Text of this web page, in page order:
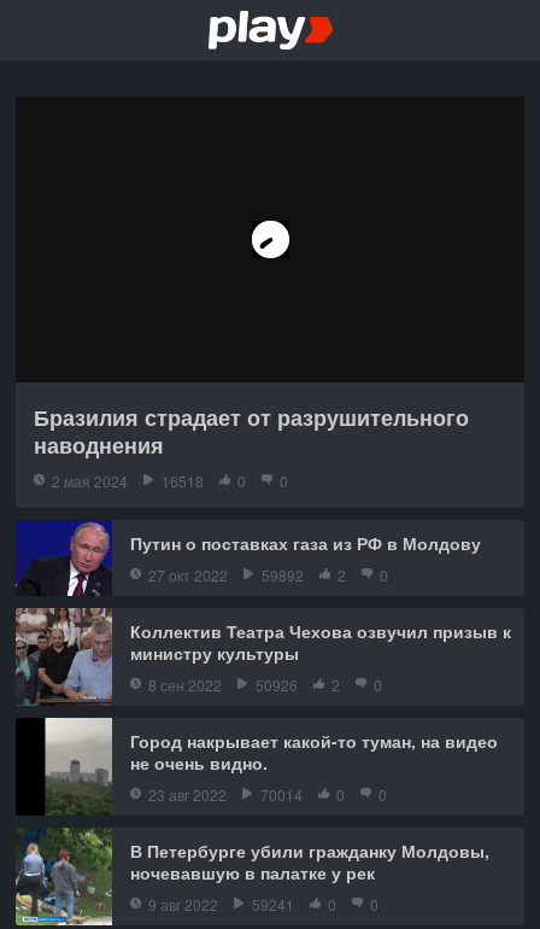
Бразилия страдает от разрушительного
наводнения
2 мая 2024 16518 0 0
Путин о поставках газа из РФ в Молдову
27 окт 2022 59892 2 0
Коллектив Театра Чехова озвучил призыв к
министру культуры
8 сен 2022 50926 2 0
Город накрывает какой-то туман, на видео
не очень видно.
23 авг 2022 70014 0 0
В Петербурге убили гражданку Молдовы,
ночевавшую в палатке у рек
9 авг 2022 59241 0 0